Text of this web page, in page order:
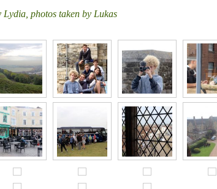
Lydia, photos taken by Lukas